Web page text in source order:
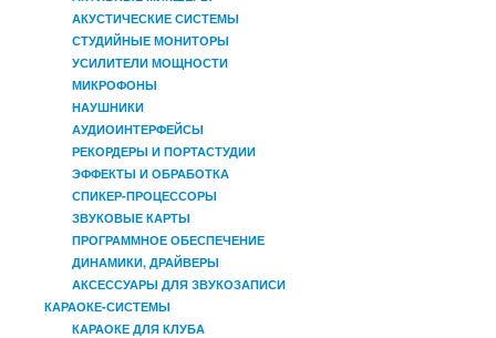
АКУСТИЧЕСКИЕ СИСТЕМЫ
СТУДИЙНЫЕ МОНИТОРЫ
УСИЛИТЕЛИ МОЩНОСТИ
МИКРОФОНЫ
НАУШНИКИ
АУДИОИНТЕРФЕЙСЫ
РЕКОРДЕРЫ И ПОРТАСТУДИИ
ЭФФЕКТЫ И ОБРАБОТКА
СПИКЕР-ПРОЦЕССОРЫ
ЗВУКОВЫЕ КАРТЫ
ПРОГРАММНОЕ ОБЕСПЕЧЕНИЕ
ДИНАМИКИ, ДРАЙВЕРЫ
АКСЕССУАРЫ ДЛЯ ЗВУКОЗАПИСИ
КАРАОКЕ-СИСТЕМЫ
КАРАОКЕ ДЛЯ КЛУБА